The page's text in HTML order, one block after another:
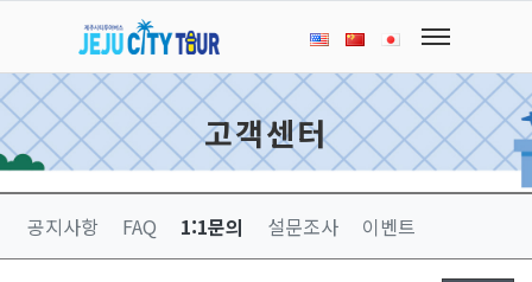
고객센터
공지사항 FAQ 1:1문의 설문조사 이벤트